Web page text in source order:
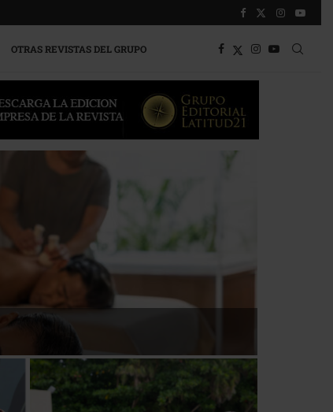
OTRAS REVISTAS DEL GRUPO